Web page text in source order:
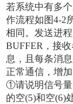
若系统中有多
作流程如图4-2
相同。发送进
BUFFER，接
息，且每条消
正常通信，增
①请说明信号量
的空(5)和空(6)